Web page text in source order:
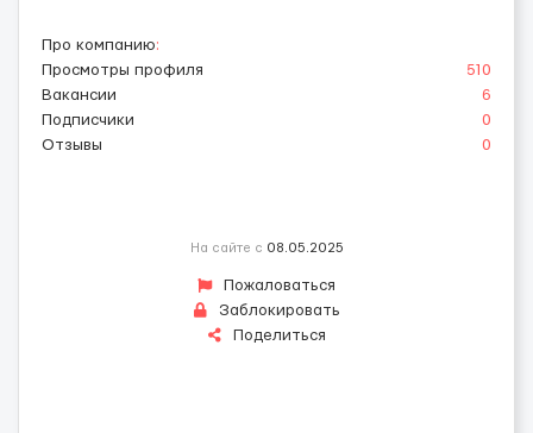
Про компанию:
Просмотры профиля
510
Вакансии
6
Подписчики
0
Отзывы
0
На сайте с 08.05.2025
Пожаловаться
Заблокировать
Поделиться